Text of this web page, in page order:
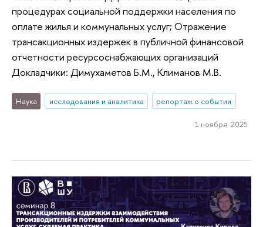
процедурах социальной поддержки населения по
оплате жилья и коммунальных услуг; Отражение
трансакционных издержек в публичной финансовой
отчетности ресурсоснабжающих организаций
Докладчики: Димухаметов Б.М., Климанов М.В.
Наука исследования и аналитика репортаж о событии
1 ноября 2025